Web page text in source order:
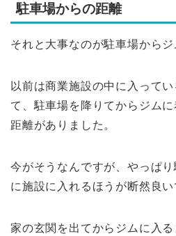
駐車場からの距離
それと大事なのが駐車場からジ
以前は商業施設の中に入って
て、駐車場を降りてからジム
距離がありました。
今がそうなんですが、やっぱ
に施設に入れるほうが断然良い
家の玄関を出てからジムに入